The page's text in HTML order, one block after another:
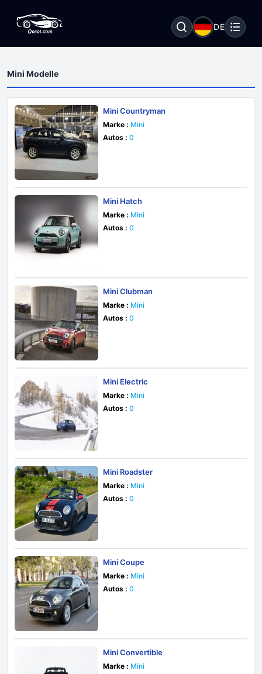
DE
Mini Modelle
Mini Countryman
Marke : Mini
Autos : 0
Mini Hatch
Marke : Mini
Autos : 0
Mini Clubman
Marke : Mini
Autos : 0
Mini Electric
Marke : Mini
Autos : 0
Mini Roadster
Marke : Mini
Autos : 0
Mini Coupe
Marke : Mini
Autos : 0
Mini Convertible
Marke : Mini